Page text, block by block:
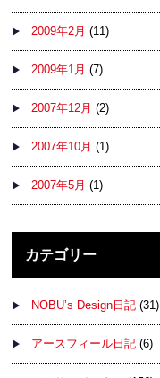
2009年2月 (11)
2009年1月 (7)
2007年12月 (2)
2007年10月 (1)
2007年5月 (1)
カテゴリー
NOBU’s Design日記 (31)
アースフィール日記 (6)